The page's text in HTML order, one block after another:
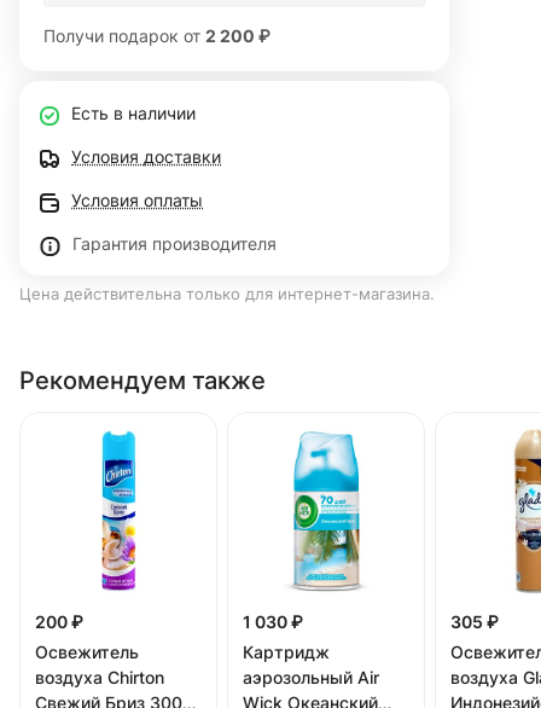
Получи подарок от 2 200 ₽
Есть в наличии
Условия доставки
Условия оплаты
Гарантия производителя
Цена действительна только для интернет-магазина.
Рекомендуем также
200 ₽
Освежитель
воздуха Chirton
Свежий Бриз 300
1 030 ₽
Картридж
аэрозольный Air
Wick Океанский
305 ₽
воздуха